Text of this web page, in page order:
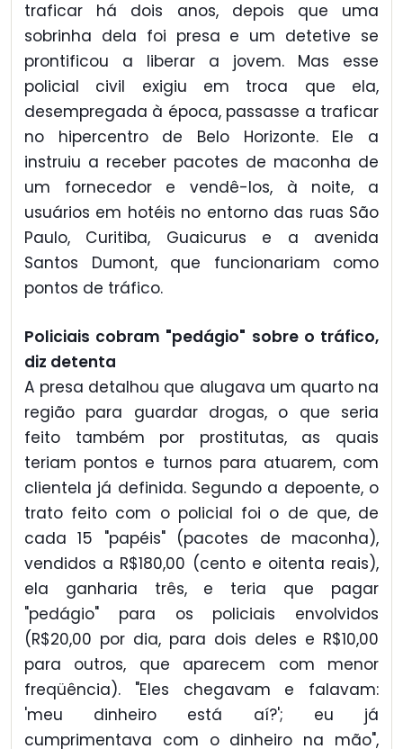
traficar há dois anos, depois que uma
sobrinha dela foi presa e um detetive se
prontificou a liberar a jovem. Mas esse
policial civil exigiu em troca que ela,
desempregada à época, passasse a traficar
no hipercentro de Belo Horizonte. Ele a
instruiu a receber pacotes de maconha de
um fornecedor e vendê-los, à noite, a
usuários em hotéis no entorno das ruas São
Paulo, Curitiba, Guaicurus e a avenida
Santos Dumont, que funcionariam como
pontos de tráfico.
Policiais cobram "pedágio" sobre o tráfico,
diz detenta
A presa detalhou que alugava um quarto na
região para guardar drogas, o que seria
feito também por prostitutas, as quais
teriam pontos e turnos para atuarem, com
clientela já definida. Segundo a depoente, o
trato feito com o policial foi o de que, de
cada 15 "papéis" (pacotes de maconha),
vendidos a R$180,00 (cento e oitenta reais),
ela ganharia três, e teria que pagar
"pedágio" para os policiais envolvidos
(R$20,00 por dia, para dois deles e R$10,00
para outros, que aparecem com menor
freqüência). "Eles chegavam e falavam:
'meu dinheiro está aí?'; eu já
cumprimentava com o dinheiro na mão",